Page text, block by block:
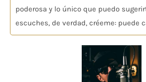
poderosa y lo único que puedo
escuches, de verdad, créeme: puede